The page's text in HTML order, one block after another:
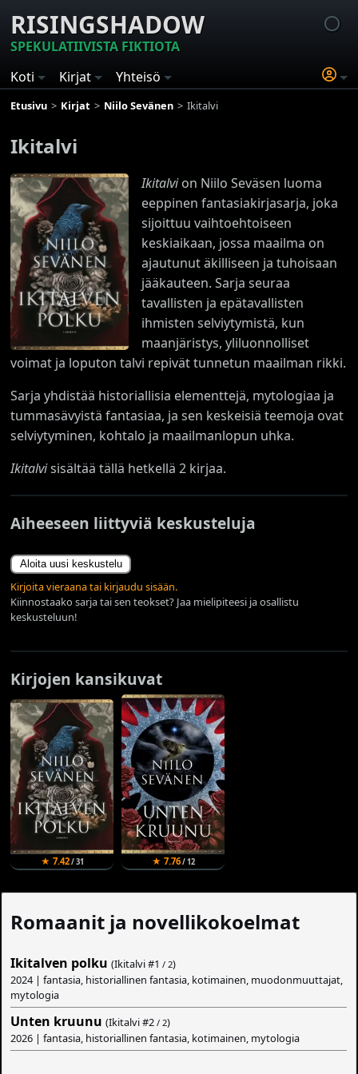
RISINGSHADOW
SPEKULATIIVISTA FIKTIOTA
Koti
Kirjat Yhteisö
Etusivu Kirjat Niilo Sevänen Ikitalvi
Ikitalvi
Ikitalvion Niilo Seväsen luoma
eeppinen fantasiakirjasarja, joka
sijoittuu vaihtoehtoiseen
keskiaikaan, jossa maailma on
ajautunut äkilliseen ja tuhoisaan
jääkauteen. Sarja seuraa
tavallisten ja epätavallisten
ihmisten selviytymistä, kun
maanjäristys, yliluonnolliset
voimat ja loputon talvi repivät tunnetun maailman rikki.
Sarja yhdistää historiallisia elementtejä, mytologiaa ja
tummasävyistä fantasiaa, ja sen keskeisiä teemoja ovat
selviytyminen, kohtalo ja maailmanlopun uhka.
Ikitalvisisältää tällä hetkellä 2 kirjaa.
Aiheeseen liittyviä keskusteluja
Aloita uusi keskustelu
Kirjoita vieraana tai kirjaudu sisään.
Kiinnostaako sarja tai sen teokset? Jaa mielipiteesi ja osallistu
keskusteluun!
Kirjojen kansikuvat
★ 7.42/ 31 ★ 7.76/ 12
Romaanit ja novellikokoelmat
Ikitalven polku (Ikitalvi #1 / 2)
2024 | fantasia, historiallinen fantasia, kotimainen, muodonmuuttajat,
mytologia
Unten kruunu (Ikitalvi #2 / 2)
2026 | fantasia, historiallinen fantasia, kotimainen, mytologia